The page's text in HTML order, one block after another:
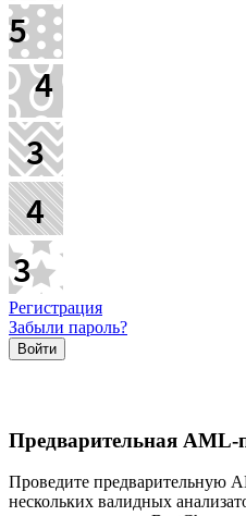
Регистрация
Забыли пароль?
Предварительная AML-
Проведите предварительную
нескольких валидных